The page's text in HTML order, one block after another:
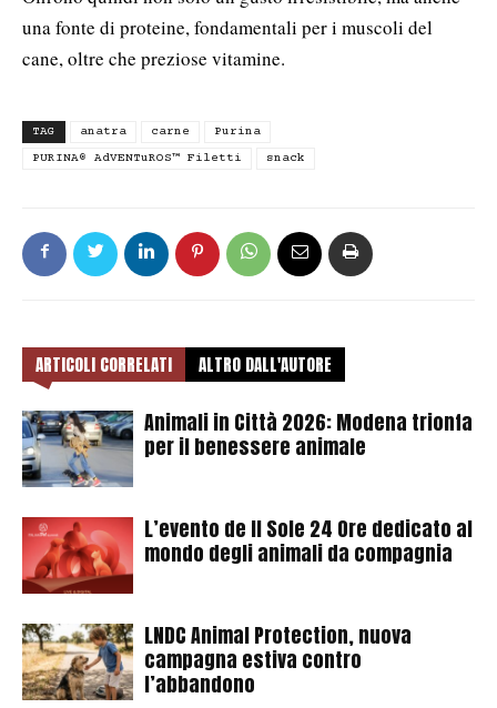
una fonte di proteine, fondamentali per i muscoli del
cane, oltre che preziose vitamine.
TAG anatra carne
Purina
PURINA® AdVENTuROS™ Filetti
snack
ARTICOLI CORRELATI ALTRO DALL'AUTORE
Animali in Città 2026: Modena trionfa
per il benessere animale
L’evento de Il Sole 24 Ore dedicato al
mondo degli animali da compagnia
LNDC Animal Protection, nuova
campagna estiva contro
l’abbandono